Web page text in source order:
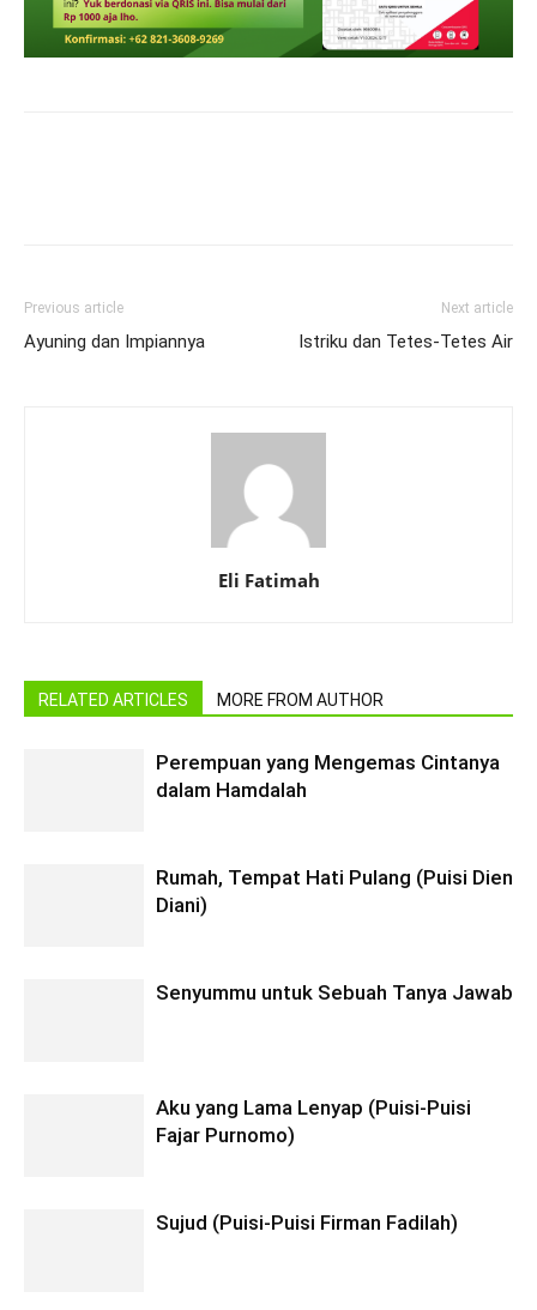
Previous article
Ayuning dan Impiannya
Next article
Istriku dan Tetes-Tetes Air
Eli Fatimah
RELATED ARTICLES MORE FROM AUTHOR
Perempuan yang Mengemas Cintanya
dalam Hamdalah
Rumah, Tempat Hati Pulang (Puisi Dien
Diani)
Senyummu untuk Sebuah Tanya Jawab
Aku yang Lama Lenyap (Puisi-Puisi
Fajar Purnomo)
Sujud (Puisi-Puisi Firman Fadilah)